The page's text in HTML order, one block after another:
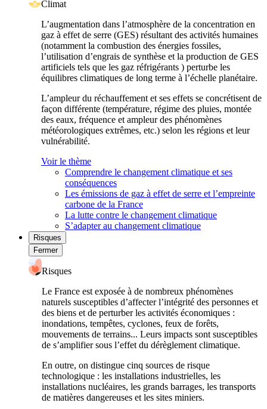
Climat
L’augmentation dans l’atmosphère de la concentration en
gaz à effet de serre (GES) résultant des activités humaines
(notamment la combustion des énergies fossiles,
l’utilisation d’engrais de synthèse et la production de GES
artificiels tels que les gaz réfrigérants ) perturbe les
équilibres climatiques de long terme à l’échelle planétaire.
L’ampleur du réchauffement et ses effets se concrétisent de
façon différente (température, régime des pluies, montée
des eaux, fréquence et ampleur des phénomènes
météorologiques extrêmes, etc.) selon les régions et leur
vulnérabilité.
Voir le thème
Comprendre le changement climatique et ses
conséquences
Les émissions de gaz à effet de serre et l’empreinte
carbone de la France
La lutte contre le changement climatique
S’adapter au changement climatique
Risques
Fermer
Risques
Le France est exposée à de nombreux phénomènes
naturels susceptibles d’affecter l’intégrité des personnes et
des biens et de perturber les activités économiques :
inondations, tempêtes, cyclones, feux de forêts,
mouvements de terrains... Leurs impacts sont susceptibles
de s’amplifier sous l’effet du dérèglement climatique.
En outre, on distingue cinq sources de risque
technologique : les installations industrielles, les
installations nucléaires, les grands barrages, les transports
de matières dangereuses et les sites miniers.